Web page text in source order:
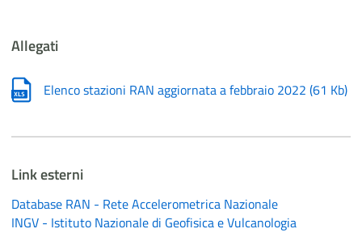
Allegati
Elenco stazioni RAN aggiornata a febbraio 2022 (61 Kb)
Link esterni
Database RAN - Rete Accelerometrica Nazionale
INGV - Istituto Nazionale di Geofisica e Vulcanologia